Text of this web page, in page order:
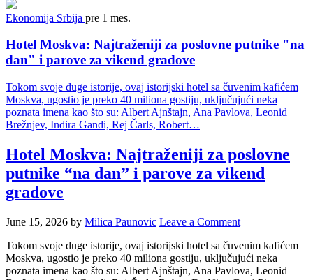
Ekonomija Srbija pre 1 mes.
Hotel Moskva: Najtraženiji za poslovne putnike "na
dan" i parove za vikend gradove
Tokom svoje duge istorije, ovaj istorijski hotel sa čuvenim kafićem
Moskva, ugostio je preko 40 miliona gostiju, uključujući neka
poznata imena kao što su: Albert Ajnštajn, Ana Pavlova, Leonid
Brežnjev, Indira Gandi, Rej Čarls, Robert…
Hotel Moskva: Najtraženiji za poslovne
putnike “na dan” i parove za vikend
gradove
June 15, 2026 by Milica Paunovic Leave a Comment
Tokom svoje duge istorije, ovaj istorijski hotel sa čuvenim kafićem
Moskva, ugostio je preko 40 miliona gostiju, uključujući neka
poznata imena kao što su: Albert Ajnštajn, Ana Pavlova, Leonid